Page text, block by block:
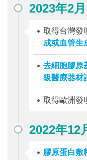
2023年2月
取得台灣發
成或血管生
去細胞膠原
級醫療器材
取得歐洲發
2022年12
膠原蛋白敷